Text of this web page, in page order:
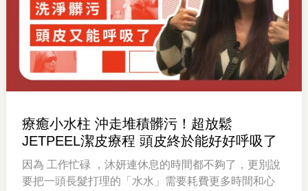
療癒小水柱 沖走堆積髒污！超放鬆
JETPEEL潔皮療程 頭皮終於能好好呼吸了
因為 工作忙碌 ，沐妍連休息的時間都不夠了，更別說
要把一頭長髮打理的「水水」需要耗費更多時間和心